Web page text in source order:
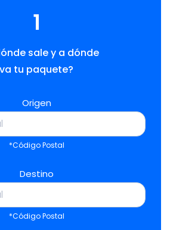
1
sale y a dónde
va tu paquete?
Origen
*Código Postal
Destino
*Código Postal